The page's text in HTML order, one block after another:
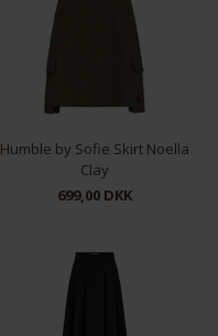
36 38
Humble by Sofie Skirt Noella
Clay
699,00 DKK